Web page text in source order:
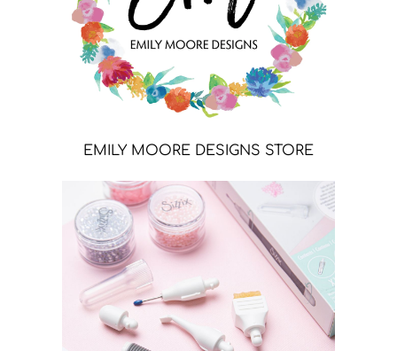
EMILY MOORE DESIGNS STORE